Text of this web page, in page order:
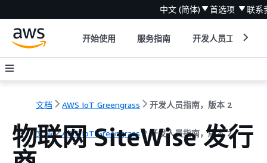
中文 (简体) 首选项 联系
开始使用 服务指南 开发人员工具
文档 AWS IoT Greengrass 开发人员指南，版本 2
文档 AWS IoT Greengrass 开发人员指南，版本 2
物联网 SiteWise 发行